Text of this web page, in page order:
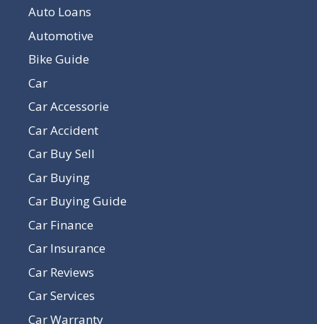
Auto Loans
Automotive
Bike Guide
Car
Car Accessorie
Car Accident
Car Buy Sell
Car Buying
Car Buying Guide
Car Finance
Car Insurance
Car Reviews
Car Services
Car Warranty